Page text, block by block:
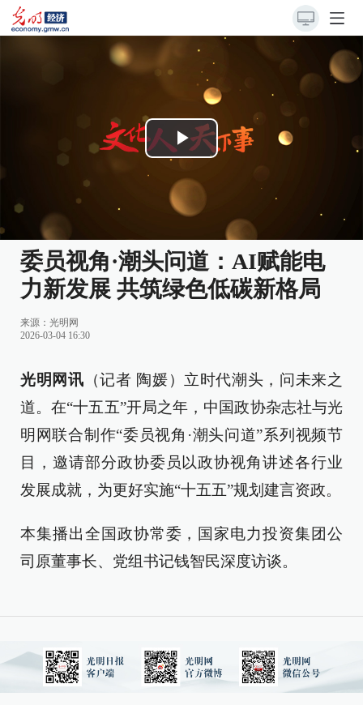
Play
Video
委员视角·潮头问道：AI赋能电
力新发展 共筑绿色低碳新格局
来源： 光明网
2026-03-04 16:30
光明网讯 （记者 陶媛）立时代潮头，问未来之
道。在“十五五”开局之年，中国政协杂志社与光
明网联合制作“委员视角·潮头问道”系列视频节
目，邀请部分政协委员以政协视角讲述各行业
发展成就，为更好实施“十五五”规划建言资政。
本集播出全国政协常委，国家电力投资集团公
司原董事长、党组书记钱智民深度访谈。